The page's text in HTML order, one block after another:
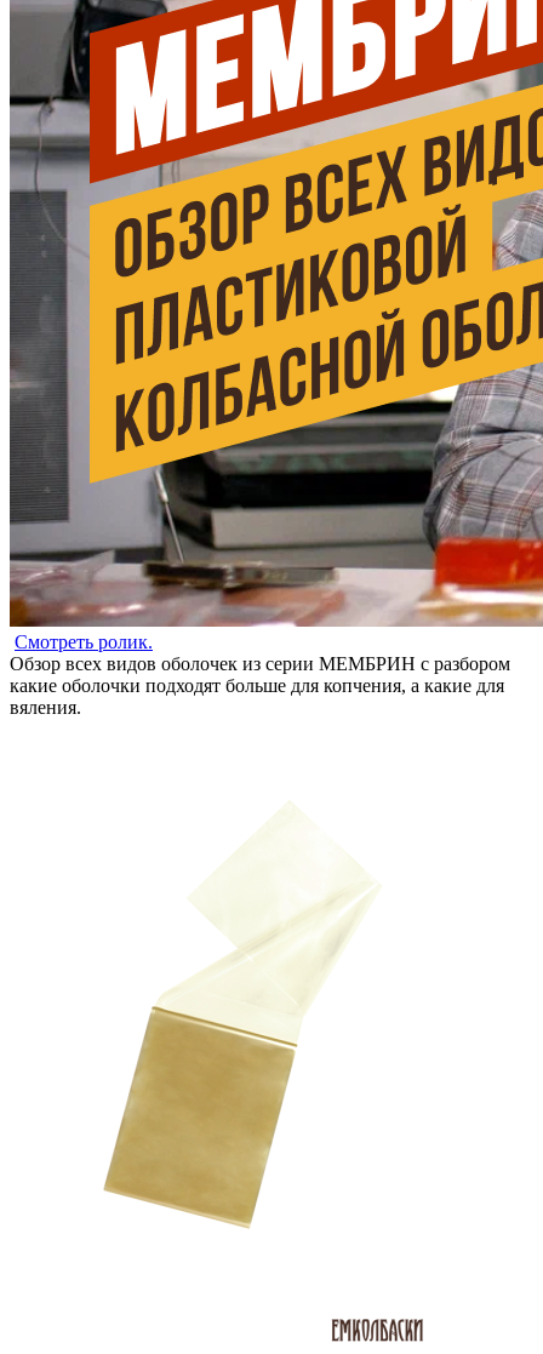
Смотреть ролик.
Обзор всех видов оболочек из серии МЕМБРИН с разбором
какие оболочки подходят больше для копчения, а какие для
вяления.